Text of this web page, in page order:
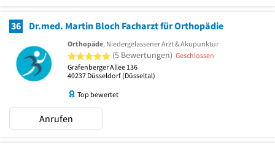
36 Dr.med. Martin Bloch Facharzt für Orthopädie
Orthopäde, Niedergelassener Arzt & Akupunktur
5 von 5 Sternen
(5 Bewertungen) Geschlossen
Grafenberger Allee 136
40237 Düsseldorf (Düsseltal)
Top bewertet
Anrufen